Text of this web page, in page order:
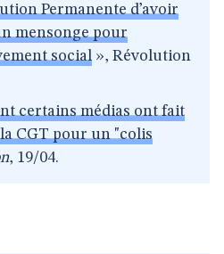
Permanente d’avoir
mensonge pour
social », Révolution
certains médias ont fait
CGT pour un "colis
, 19/04.